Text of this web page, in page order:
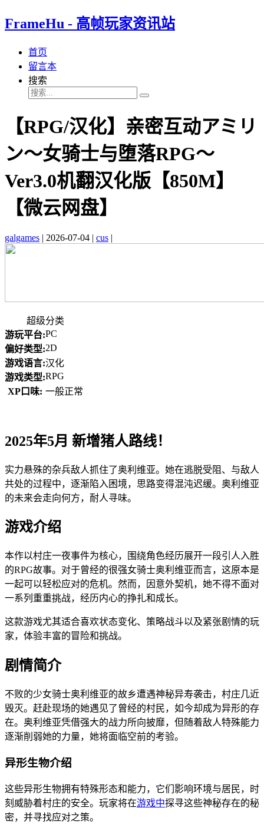
FrameHu - 高帧玩家资讯站
首页
留言本
搜索
【RPG/汉化】亲密互动アミリ
ン～女骑士与堕落RPG～
Ver3.0机翻汉化版【850M】
【微云网盘】
galgames | 2026-07-04 | cus |
超级分类
游玩平台:PC
偏好类型:2D
游戏语言:汉化
游戏类型:RPG
XP口味: 一般正常
2025年5月 新增猪人路线！
实力悬殊的杂兵敌人抓住了奥利维亚。她在逃脱受阻、与敌人
共处的过程中，逐渐陷入困境，思路变得混沌迟缓。奥利维亚
的未来会走向何方，耐人寻味。
游戏介绍
本作以村庄一夜事件为核心，围绕角色经历展开一段引人入胜
的RPG故事。对于曾经的很强女骑士奥利维亚而言，这原本是
一起可以轻松应对的危机。然而，因意外契机，她不得不面对
一系列重重挑战，经历内心的挣扎和成长。
这款游戏尤其适合喜欢状态变化、策略战斗以及紧张剧情的玩
家，体验丰富的冒险和挑战。
剧情简介
不败的少女骑士奥利维亚的故乡遭遇神秘异寿袭击，村庄几近
毁灭。赶赴现场的她遇见了曾经的村民，如今却成为异形的存
在。奥利维亚凭借强大的战力所向披靡，但随着敌人特殊能力
逐渐削弱她的力量，她将面临空前的考验。
异形生物介绍
这些异形生物拥有特殊形态和能力，它们影响环境与居民，时
刻威胁着村庄的安全。玩家将在游戏中探寻这些神秘存在的秘
密，并寻找应对之策。